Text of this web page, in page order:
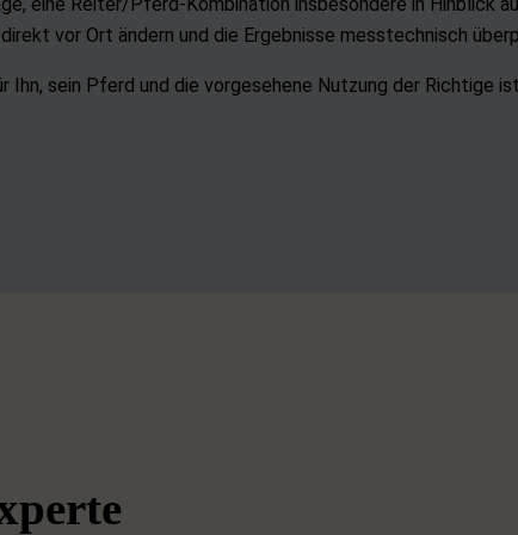
vor Ort ändern und die Ergebnisse messtechnisch
sein Pferd und die vorgesehene Nutzung der Richtige